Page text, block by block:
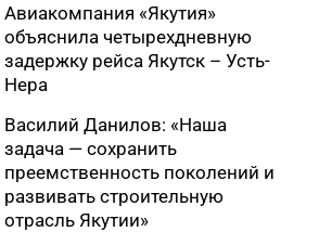
Авиакомпания «Якутия»
объяснила четырехдневную
задержку рейса Якутск – Усть-
Нера
Василий Данилов: «Наша
задача — сохранить
преемственность поколений и
развивать строительную
отрасль Якутии»